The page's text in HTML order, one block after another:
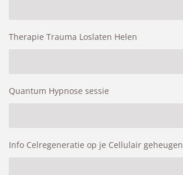
Therapie Trauma Loslaten Helen
Quantum Hypnose sessie
Info Celregeneratie op je Cellulair geheugen